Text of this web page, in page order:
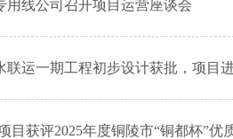
用线公司召开项目运营座谈会
联运一期工程初步设计获批，项目
目获评2025年度铜陵市“铜都杯”优